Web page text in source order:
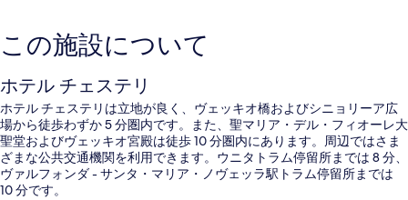
この施設について
ホテル チェステリ
ホテル チェステリは立地が良く、ヴェッキオ橋およびシニョリーア広
場から徒歩わずか 5 分圏内です。また、聖マリア・デル・フィオーレ大
聖堂およびヴェッキオ宮殿は徒歩 10 分圏内にあります。周辺ではさま
ざまな公共交通機関を利用できます。ウニタトラム停留所までは 8 分、
ヴァルフォンダ - サンタ・マリア・ノヴェッラ駅トラム停留所までは
10 分です。